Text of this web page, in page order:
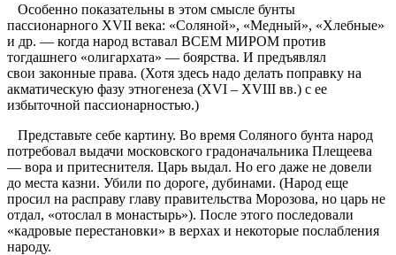
Особенно показательны в этом смысле бунты
пассионарного XVII века: «Соляной», «Медный», «Хлебные»
и др. — когда народ вставал ВСЕМ МИРОМ против
тогдашнего «олигархата» — боярства. И предъявлял
свои законные права. (Хотя здесь надо делать поправку на
акматическую фазу этногенеза (XVI – XVIII вв.) с ее
избыточной пассионарностью.)
Представьте себе картину. Во время Соляного бунта народ
потребовал выдачи московского градоначальника Плещеева
— вора и притеснителя. Царь выдал. Но его даже не довели
до места казни. Убили по дороге, дубинами. (Народ еще
просил на расправу главу правительства Морозова, но царь не
отдал, «отослал в монастырь»). После этого последовали
«кадровые перестановки» в верхах и некоторые послабления
народу.